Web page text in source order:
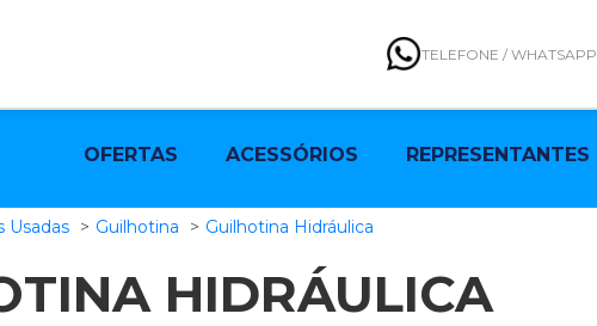
TELEFONE / WHATSAPP
OFERTAS ACESSÓRIOS REPRESENTANTES
Usadas Guilhotina Guilhotina Hidráulica
HIDRÁULICA